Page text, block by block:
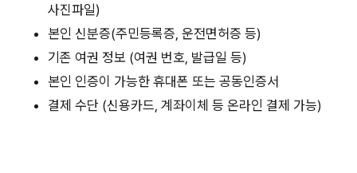
사진파일)
본인 신분증(주민등록증, 운전면허증 등)
기존 여권 정보 (여권 번호, 발급일 등)
본인 인증이 가능한 휴대폰 또는 공동인증서
결제 수단 (신용카드, 계좌이체 등 온라인 결제 가능)